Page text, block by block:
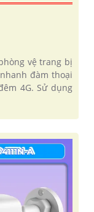
vệ trang bị
đàm thoại
4G. Sử dụng